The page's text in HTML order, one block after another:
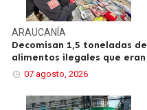
ARAUCANÍA
Decomisan 1,5 toneladas de
alimentos ilegales que eran
07 agosto, 2026